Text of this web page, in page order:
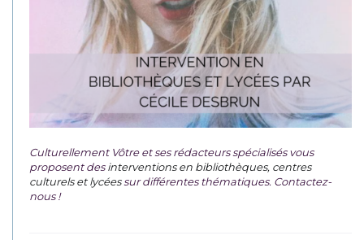
Culturellement Vôtre et ses rédacteurs spécialisés vous
proposent desinterventions en bibliothèques, centres
culturels et lycéessur différentes thématiques. Contactez-
nous !